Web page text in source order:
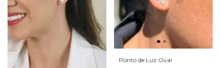
Ponto de Luz Oval